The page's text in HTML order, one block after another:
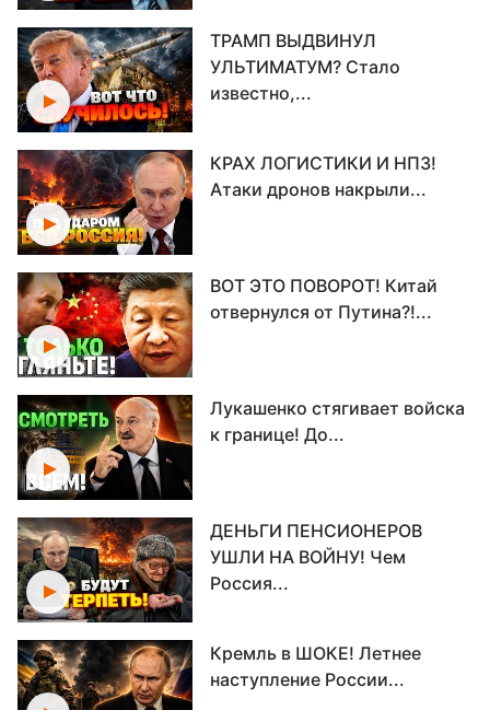
ТРАМП ВЫДВИНУЛ
УЛЬТИМАТУМ? Стало
известно,...
КРАХ ЛОГИСТИКИ И НПЗ!
Атаки дронов накрыли...
ВОТ ЭТО ПОВОРОТ! Китай
отвернулся от Путина?!...
Лукашенко стягивает войска
к границе! До...
ДЕНЬГИ ПЕНСИОНЕРОВ
УШЛИ НА ВОЙНУ! Чем
Россия...
Кремль в ШОКЕ! Летнее
наступление России...